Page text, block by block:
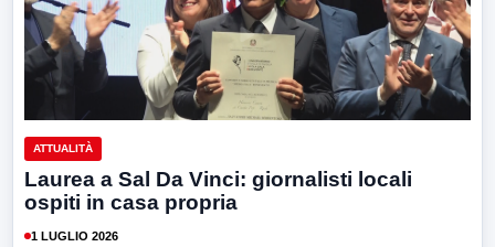
ATTUALITÀ
Laurea a Sal Da Vinci: giornalisti locali
ospiti in casa propria
1 LUGLIO 2026